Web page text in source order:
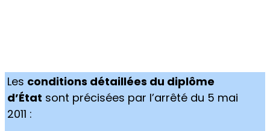
Les conditions détaillées du diplôme
d’État sont précisées par l’arrêté du 5 mai
2011 :